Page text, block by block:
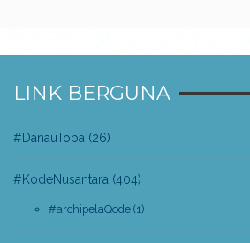
LINK BERGUNA
#DanauToba (26)
#KodeNusantara (404)
#archipelaQode (1)